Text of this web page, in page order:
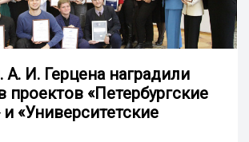
И. Герцена наградили
проектов «Петербургские
«Университетские